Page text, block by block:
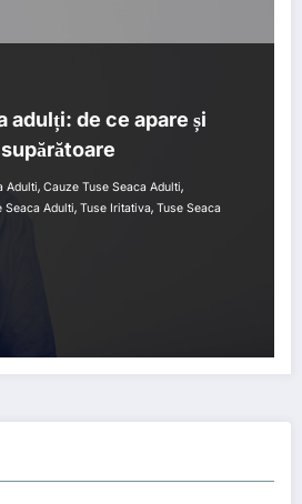
adulți: de ce apare și
Adulti, Cauze Tuse Seaca Adulti,
Seaca Adulti, Tuse Iritativa, Tuse Seaca